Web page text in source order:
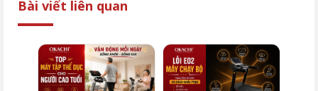
Bài viết liên quan